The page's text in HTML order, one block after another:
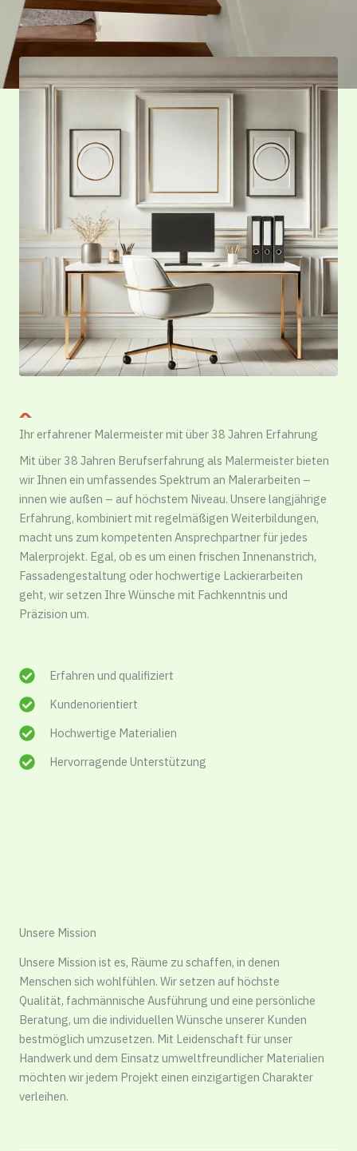
Ihr erfahrener Malermeister mit über 38 Jahren Erfahrung
Mit über 38 Jahren Berufserfahrung als Malermeister bieten
wir Ihnen ein umfassendes Spektrum an Malerarbeiten –
innen wie außen – auf höchstem Niveau. Unsere langjährige
Erfahrung, kombiniert mit regelmäßigen Weiterbildungen,
macht uns zum kompetenten Ansprechpartner für jedes
Malerprojekt. Egal, ob es um einen frischen Innenanstrich,
Fassadengestaltung oder hochwertige Lackierarbeiten
geht, wir setzen Ihre Wünsche mit Fachkenntnis und
Präzision um.
Erfahren und qualifiziert
Kundenorientiert
Hochwertige Materialien
Hervorragende Unterstützung
Unsere Mission
Unsere Mission ist es, Räume zu schaffen, in denen
Menschen sich wohlfühlen. Wir setzen auf höchste
Qualität, fachmännische Ausführung und eine persönliche
Beratung, um die individuellen Wünsche unserer Kunden
bestmöglich umzusetzen. Mit Leidenschaft für unser
Handwerk und dem Einsatz umweltfreundlicher Materialien
möchten wir jedem Projekt einen einzigartigen Charakter
verleihen.